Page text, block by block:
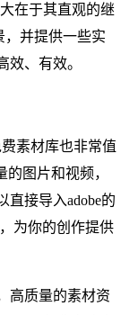
在于其直观的继
，并提供一些实
效、有效。
素材库也非常值
的图片和视频，
直接导入adobe的
为你的创作提供
高质量的素材资